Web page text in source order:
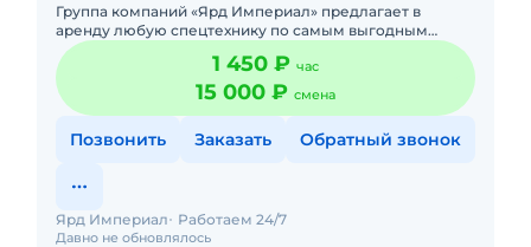
Группа компаний «Ярд Империал» предлагает в
аренду любую спецтехнику по самым выгодным
ценам. На рынке более 10 лет. Вся техника
своевременно обслуженная, маши
1 450 ₽ час
15 000 ₽ смена
Позвонить Заказать Обратный звонок
Давно не обновлялось
Ярд Империал Работаем 24/7